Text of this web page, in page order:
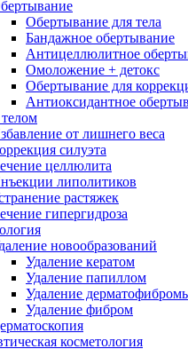
Обертывание для тела
Бандажное обертывание
Антицеллюлитное
Омоложение + детокс
Обертывание для
Антиоксидантное
от лишнего веса
силуэта
целлюлита
липолитиков
растяжек
гипергидроза
новообразований
Удаление кератом
Удаление папиллом
Удаление
Удаление фибром
косметология